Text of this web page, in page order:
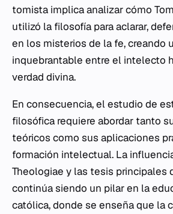
tomista implica analizar cómo
utilizó la filosofía para aclarar,
en los misterios de la fe, creando
inquebrantable entre el intelecto
verdad divina.
En consecuencia, el estudio de
filosófica requiere abordar tanto
teóricos como sus aplicaciones
formación intelectual. La
Theologiae y las tesis principales
continúa siendo un pilar en la
católica, donde se enseña que la